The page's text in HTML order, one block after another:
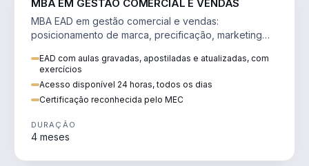
MBA EM GESTÃO COMERCIAL E VENDAS
MBA EAD em gestão comercial e vendas:
posicionamento de marca, precificação, marketing
EAD com aulas gravadas, apostiladas e atualizadas, com
exercícios
Acesso disponível 24 horas, todos os dias
Certificação reconhecida pelo MEC
DURAÇÃO
4 meses